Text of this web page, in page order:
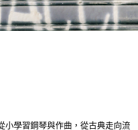
小學習鋼琴與作曲，從古典走向流